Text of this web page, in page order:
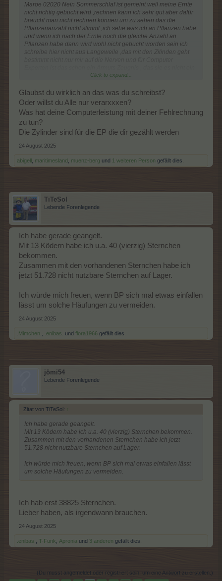
Maroe 02020 Nein Sommerschlaf ist gemeint weil meine Ernte
nicht richtig gebucht wird ,rechnen kann ich sehr gut aber dafür
braucht man nicht rechnen können um zu sehen das die
Pflanzenanzahl nicht stimmt ,ich sehe was ich an Pflanzen habe
und wenn ich nach der Ernte noch die gleiche Anzahl an
Pflanzen habe dann wird wohl nicht gebucht worden sein ich
schreibe hier nicht aus Langeweile ,das mit den Zilinden geht
für allemal in den griff bekommen, wie haben einen
Computer unterfordert
bei diesem Spiel .....aber hautsache ihrgendeiner muss hier den
Besserwisser spielen
Click to expand...
Glaubst du wirklich an das was du schreibst?
Oder willst du Alle nur verarxxxen?
Was hat deine Computerleistung mit deiner Fehlrechnung
zu tun?
Die Zylinder sind für die EP die dir gezählt werden
24 August 2025
abigell maritimesland muenz-berg und 1 weiteren Person gefällt dies.
TiTeSol
Lebende Forenlegende
Ich habe gerade geangelt.
Mit 13 Ködern habe ich u.a. 40 (vierzig) Sternchen
bekommen.
Zusammen mit den vorhandenen Sternchen habe ich
jetzt 51.728 nicht nutzbare Sternchen auf Lager.
Ich würde mich freuen, wenn BP sich mal etwas einfallen
lässt um solche Häufungen zu vermeiden.
24 August 2025
.Mimchen. .enibas. und flora1966 gefällt dies.
jömi54
Lebende Forenlegende
Zitat von TiTeSol: ↑
Ich habe gerade geangelt.
Mit 13 Ködern habe ich u.a. 40 (vierzig) Sternchen bekommen.
Zusammen mit den vorhandenen Sternchen habe ich jetzt
51.728 nicht nutzbare Sternchen auf Lager.
Ich würde mich freuen, wenn BP sich mal etwas einfallen lässt
um solche Häufungen zu vermeiden.
Ich hab erst 38825 Sternchen.
Lieber haben, als irgendwann brauchen.
24 August 2025
.enibas. T-Funk Apronia und 3 anderen gefällt dies.
(Du musst angemeldet oder registriert sein, um eine Antwort zu erstellen.)